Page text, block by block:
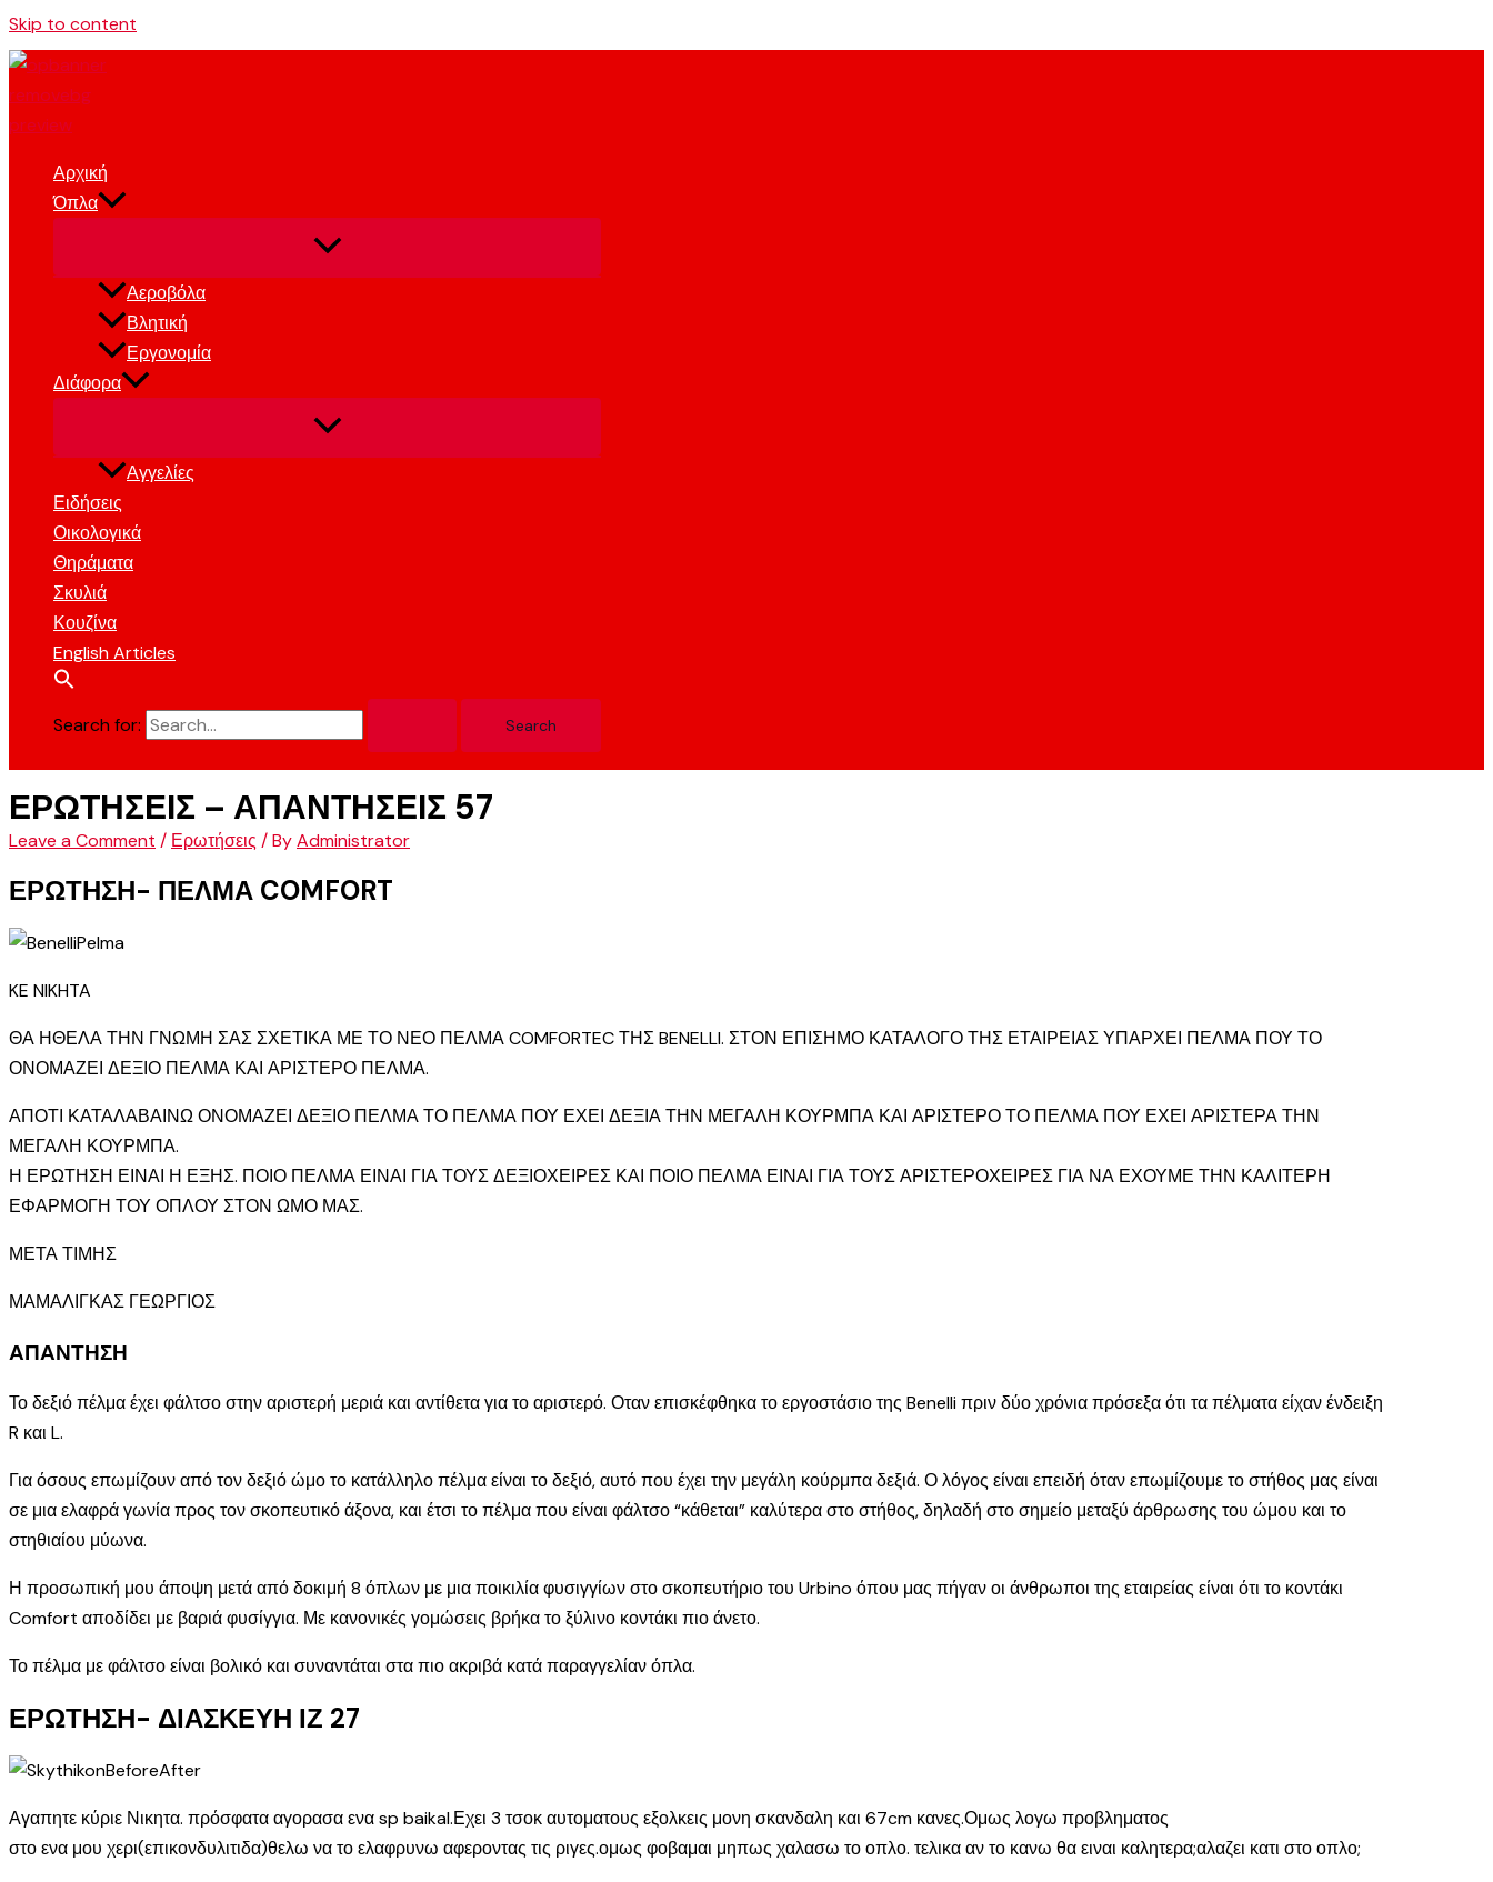
Skip to content
Αρχική
Όπλα
Αεροβόλα
Βλητική
Εργονομία
Διάφορα
Αγγελίες
Ειδήσεις
Οικολογικά
Θηράματα
Σκυλιά
Κουζίνα
English Articles
Search for:
ΕΡΩΤΗΣΕΙΣ – ΑΠΑΝΤΗΣΕΙΣ 57
Leave a Comment / Ερωτήσεις / ByAdministrator
ΕΡΩΤΗΣΗ- ΠΕΛΜΑ COMFORT
KE NIKHTA
ΘΑ ΗΘΕΛΑ ΤΗΝ ΓΝΩΜΗ ΣΑΣ ΣΧΕΤΙΚΑ ΜΕ ΤΟ ΝΕΟ ΠΕΛΜΑ COMFORTEC ΤΗΣ BENELLI. ΣΤΟΝ ΕΠΙΣΗΜΟ ΚΑΤΑΛΟΓΟ ΤΗΣ ΕΤΑΙΡΕΙΑΣ ΥΠΑΡΧΕΙ ΠΕΛΜΑ ΠΟΥ ΤΟ
ΟΝΟΜΑΖΕΙ ΔΕΞΙΟ ΠΕΛΜΑ ΚΑΙ ΑΡΙΣΤΕΡΟ ΠΕΛΜΑ.
ΑΠΟΤΙ ΚΑΤΑΛΑΒΑΙΝΩ ΟΝΟΜΑΖΕΙ ΔΕΞΙΟ ΠΕΛΜΑ ΤΟ ΠΕΛΜΑ ΠΟΥ ΕΧΕΙ ΔΕΞΙΑ ΤΗΝ ΜΕΓΑΛΗ ΚΟΥΡΜΠΑ ΚΑΙ ΑΡΙΣΤΕΡΟ ΤΟ ΠΕΛΜΑ ΠΟΥ ΕΧΕΙ ΑΡΙΣΤΕΡΑ ΤΗΝ
ΜΕΓΑΛΗ ΚΟΥΡΜΠΑ.
Η ΕΡΩΤΗΣΗ ΕΙΝΑΙ Η ΕΞΗΣ. ΠΟΙΟ ΠΕΛΜΑ ΕΙΝΑΙ ΓΙΑ ΤΟΥΣ ΔΕΞΙΟΧΕΙΡΕΣ ΚΑΙ ΠΟΙΟ ΠΕΛΜΑ ΕΙΝΑΙ ΓΙΑ ΤΟΥΣ ΑΡΙΣΤΕΡΟΧΕΙΡΕΣ ΓΙΑ ΝΑ ΕΧΟΥΜΕ ΤΗΝ ΚΑΛΙΤΕΡΗ
ΕΦΑΡΜΟΓΗ ΤΟΥ ΟΠΛΟΥ ΣΤΟΝ ΩΜΟ ΜΑΣ.
ΜΕΤΑ ΤΙΜΗΣ
ΜΑΜΑΛΙΓΚΑΣ ΓΕΩΡΓΙΟΣ
ΑΠΑΝΤΗΣΗ
Το δεξιό πέλμα έχει φάλτσο στην αριστερή μεριά και αντίθετα για το αριστερό. Οταν επισκέφθηκα το εργοστάσιο της Benelli πριν δύο χρόνια πρόσεξα ότι τα πέλματα είχαν ένδειξη
R και L.
Για όσους επωμίζουν από τον δεξιό ώμο το κατάλληλο πέλμα είναι το δεξιό, αυτό που έχει την μεγάλη κούρμπα δεξιά. Ο λόγος είναι επειδή όταν επωμίζουμε το στήθος μας είναι
σε μια ελαφρά γωνία προς τον σκοπευτικό άξονα, και έτσι το πέλμα που είναι φάλτσο “κάθεται” καλύτερα στο στήθος, δηλαδή στο σημείο μεταξύ άρθρωσης του ώμου και το
στηθιαίου μύωνα.
Η προσωπική μου άποψη μετά από δοκιμή 8 όπλων με μια ποικιλία φυσιγγίων στο σκοπευτήριο του Urbino όπου μας πήγαν οι άνθρωποι της εταιρείας είναι ότι το κοντάκι
Comfort αποδίδει με βαριά φυσίγγια. Με κανονικές γομώσεις βρήκα το ξύλινο κοντάκι πιο άνετο.
Το πέλμα με φάλτσο είναι βολικό και συναντάται στα πιο ακριβά κατά παραγγελίαν όπλα.
ΕΡΩΤΗΣΗ- ΔΙΑΣΚΕΥΗ ΙΖ 27
Αγαπητε κύριε Νικητα. πρόσφατα αγορασα ενα sp baikal.Εχει 3 τσοκ αυτοματους εξολκεις μονη σκανδαλη και 67cm κανες.Ομως λογω προβληματος
στο ενα μου χερι(επικονδυλιτιδα)θελω να το ελαφρυνω αφεροντας τις ριγες.ομως φοβαμαι μηπως χαλασω το οπλο. τελικα αν το κανω θα ειναι καλητερα;αλαζει κατι στο οπλο;